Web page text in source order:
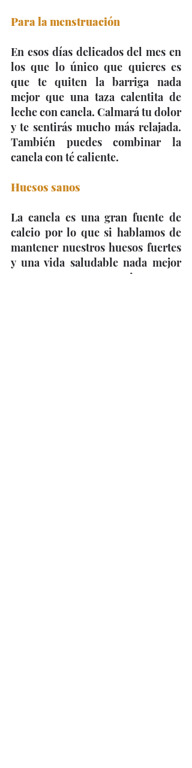
Para la menstruación
En esos días delicados del mes en
los que lo único que quieres es
que te quiten la barriga nada
mejor que una taza calentita de
leche con canela. Calmará tu dolor
y te sentirás mucho más relajada.
También puedes combinar la
canela con té caliente.
Huesos sanos
La canela es una gran fuente de
calcio por lo que si hablamos de
mantener nuestros huesos fuertes
y una vida saludable nada mejor
que esta gran amiga para